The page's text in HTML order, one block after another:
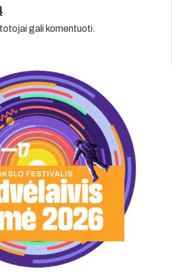
gali komentuoti.